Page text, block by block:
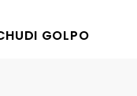
GOLPO